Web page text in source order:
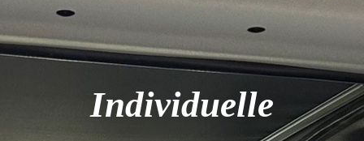
Individuelle